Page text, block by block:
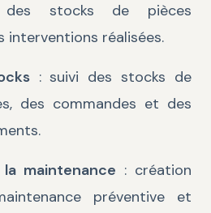
des stocks de pièces
interventions réalisées.
: suivi des stocks de
des commandes et des
maintenance : création
préventive et